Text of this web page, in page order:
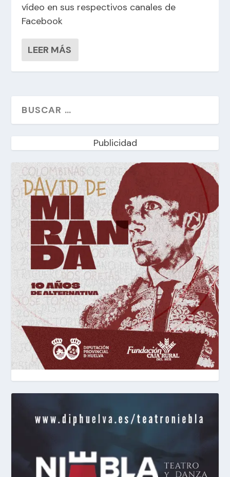
vídeo en sus respectivos canales de
Facebook
LEER MÁS
Publicidad